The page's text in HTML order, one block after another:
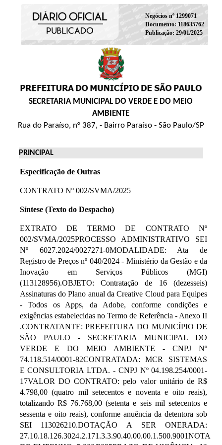
Negócios nº 1299071
Documento: 118635762
Publicação: 29/01/2025
SECRETARIA MUNICIPAL DO VERDE E DO MEIO
AMBIENTE
Rua do Paraíso, n° 387, - Bairro Paraíso - São Paulo/SP
PRINCIPAL
Especificação de Outras
CONTRATO Nº 002/SVMA/2025
Síntese (Texto do Despacho)
EXTRATO DE TERMO DE CONTRATO Nº
002/SVMA/2025PROCESSO ADMINISTRATIVO SEI
Nº 6027.2024/0027271-0MODALIDADE: Ata de
Registro de Preços nº 040/2024 - Ministério da Gestão e da
Inovação em Serviços Públicos (MGI)
(113128956).OBJETO: Contratação de 16 (dezesseis)
Assinaturas do Plano anual da Creative Cloud para Equipes
- Todos os Apps, da Adobe, conforme condições e
exigências estabelecidas no Termo de Referência - Anexo II
.CONTRATANTE: PREFEITURA DO MUNICÍPIO DE
SÃO PAULO - SECRETARIA MUNICIPAL DO
VERDE E DO MEIO AMBIENTE - CNPJ Nº
74.118.514/0001-82CONTRATADA: MCR SISTEMAS
E CONSULTORIA LTDA. - CNPJ Nº 04.198.254/0001-
17VALOR DO CONTRATO: pelo valor unitário de R$
4.798,00 (quatro mil setecentos e noventa e oito reais),
totalizando R$ 76.768,00 (setenta e seis mil setecentos e
sessenta e oito reais), conforme anuência da detentora sob
SEI 113026210.DOTAÇÃO A SER ONERADA:
27.10.18.126.3024.2.171.3.3.90.40.00.00.1.500.9001NOTA